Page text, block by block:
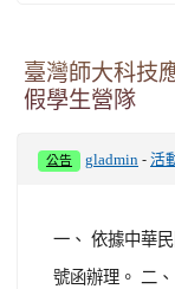
臺灣師大科技
假學生營隊
公告 gladmin -活
一、 依據中華
號函辦理。 二